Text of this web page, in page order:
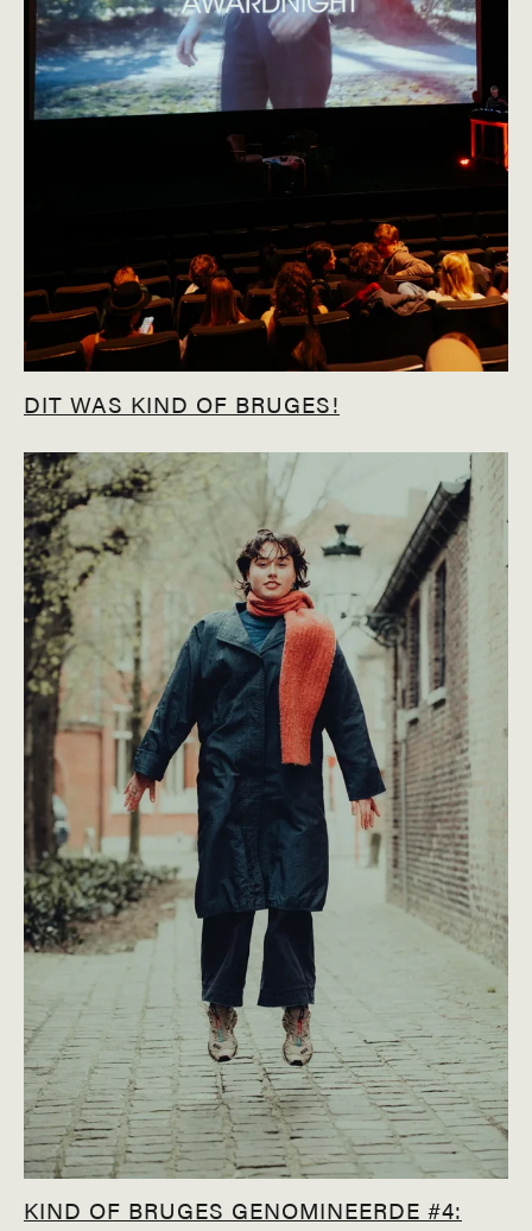
DIT WAS KIND OF BRUGES!
KIND OF BRUGES GENOMINEERDE #4: